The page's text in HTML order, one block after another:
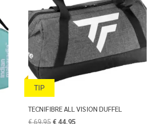
TIP
TECNIFIBRE ALL VISION DUFFEL
€69,95Oorspronkelijke
€ 44,95